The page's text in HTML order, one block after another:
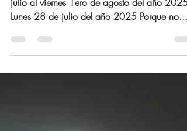
Devocionales para la semana del lunes 28 de
julio al viernes 1ero de agosto del año 2025
Lunes 28 de julio del año 2025 Porque no...